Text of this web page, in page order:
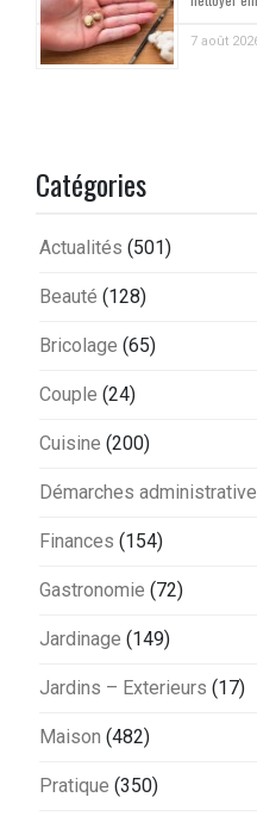
7 août
Catégories
Actualités (501)
Beauté (128)
Bricolage (65)
Couple (24)
Cuisine (200)
Démarches
Finances (154)
Gastronomie (72)
Jardinage (149)
Jardins – Exterieurs (17)
Maison (482)
Pratique (350)